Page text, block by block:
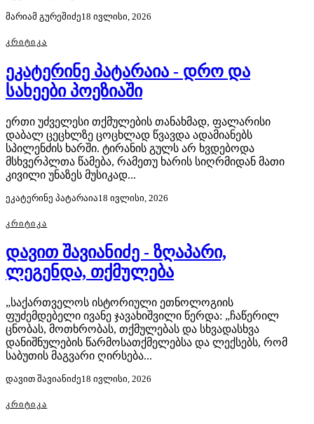
მარიამ გურეშიძე18 ივლისი, 2026
ᲙᲠᲘᲢᲘᲙᲐ
ეკატერინე პატარაია - დრო და
სახეები პოეზიაში
ერთი უძველესი თქმულების თანახმად, ფალარისი
დაბალ ცეცხლზე ცოცხლად წვავდა ადამიანებს
სპილენძის ხარში. ტირანის გულს არ ხვდებოდა
მსხვერპლთა წამება, რამეთუ ხარის სიღრმიდან მათი
კივილი უნაზეს მუსიკად...
ეკატერინე პატარაია18 ივლისი, 2026
ᲙᲠᲘᲢᲘᲙᲐ
დავით შავიანიძე - ზღაპარი,
ლეგენდა, თქმულება
„საქართველოს ისტორიული ეთნოლოგიის
ფუძემდებელი ივანე ჯავახიშვილი წერდა: „ჩაწერილ
ცნობას, მოთხრობას, თქმულებას და სხვადასხვა
დანიშნულების წარმოსათქმელებსა და ლექსებს, რომ
საბუთის მაგვარი ღირსება...
დავით შავიანიძე18 ივლისი, 2026
ᲙᲠᲘᲢᲘᲙᲐ